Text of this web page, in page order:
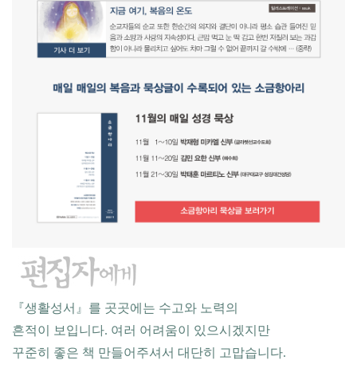
『생활성서』를 곳곳에는 수고와 노력의
흔적이 보입니다. 여러 어려움이 있으시겠지만
꾸준히 좋은 책 만들어주셔서 대단히 고맙습니다.